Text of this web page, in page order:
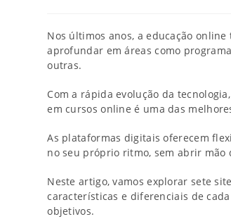
Nos últimos anos, a educação
aprofundar em áreas como
outras.
Com a rápida evolução da
em cursos online é uma das
As plataformas digitais oferecem
no seu próprio ritmo, sem abrir
Neste artigo, vamos explorar sete
características e diferenciais de
objetivos.